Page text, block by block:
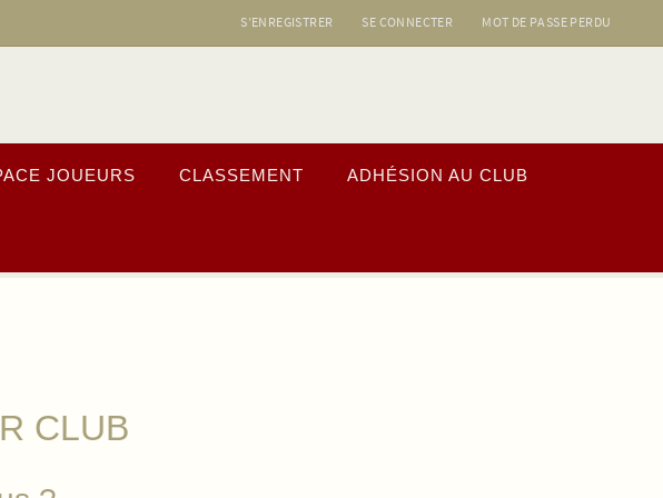
S’ENREGISTRER SE CONNECTER MOT DE PASSE PERDU
JOUEURS CLASSEMENT ADHÉSION AU CLUB
CLUB